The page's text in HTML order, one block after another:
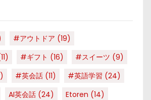
#アウトドア (19)
#ギフト (16) #スイーツ (9)
#英会話 (11) #英語学習 (24)
AI英会話 (24) Etoren (14)